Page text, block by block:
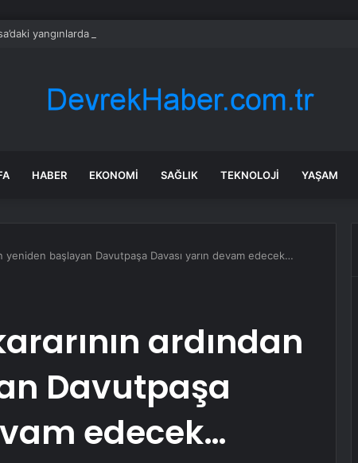
yangınlarda 4 itfaiye eri hayatını kaybetti
HABER EKONOMI SAĞLIK TEKNOLOJI YAŞAM
yeniden başlayan Davutpaşa Davası yarın devam edecek…
ardından
Davutpaşa
edecek…